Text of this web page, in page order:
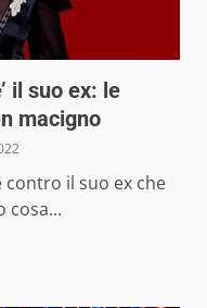
il suo ex: le
macigno
contro il suo ex che
cosa...